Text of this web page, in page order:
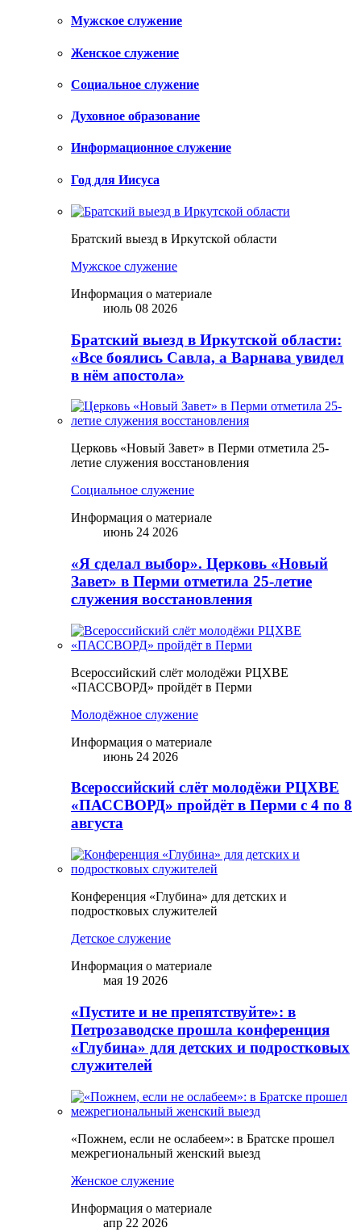
Мужское служение
Женское служение
Социальное служение
Духовное образование
Информационное служение
Год для Иисуса
Братский выезд в Иркутской области
Мужское служение
Информация о материале
июль 08 2026
Братский выезд в Иркутской области:
«Все боялись Савла, а Варнава увидел
в нём апостола»
Церковь «Новый Завет» в Перми отметила 25-
летие служения восстановления
Социальное служение
Информация о материале
июнь 24 2026
«Я сделал выбор». Церковь «Новый
Завет» в Перми отметила 25-летие
служения восстановления
Всероссийский слёт молодёжи РЦХВЕ
«ПАССВОРД» пройдёт в Перми
Молодёжное служение
Информация о материале
июнь 24 2026
Всероссийский слёт молодёжи РЦХВЕ
«ПАССВОРД» пройдёт в Перми с 4 по 8
августа
Конференция «Глубина» для детских и
подростковых служителей
Детское служение
Информация о материале
мая 19 2026
«Пустите и не препятствуйте»: в
Петрозаводске прошла конференция
«Глубина» для детских и подростковых
служителей
«Пожнем, если не ослабеем»: в Братске прошел
межрегиональный женский выезд
Женское служение
Информация о материале
апр 22 2026